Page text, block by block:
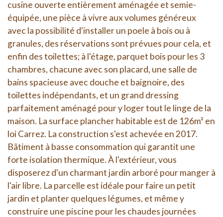
cusine ouverte entièrement aménagée et semie-
équipée, une pièce à vivre aux volumes généreux
avec la possibilité d'installer un poele à bois ou à
granules, des réservations sont prévues pour cela, et
enfin des toilettes; à l'étage, parquet bois pour les 3
chambres, chacune avec son placard, une salle de
bains spacieuse avec douche et baignoire, des
toilettes indépendants, et un grand dressing
parfaitement aménagé pour y loger tout le linge de la
maison. La surface plancher habitable est de 126m² en
loi Carrez. La construction s'est achevée en 2017.
Bâtiment à basse consommation qui garantit une
forte isolation thermique. À l'extérieur, vous
disposerez d'un charmant jardin arboré pour manger à
l'air libre. La parcelle est idéale pour faire un petit
jardin et planter quelques légumes, et même y
construire une piscine pour les chaudes journées